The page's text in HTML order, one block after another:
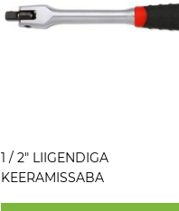
1 / 2" LIIGENDIGA
KEERAMISSABA